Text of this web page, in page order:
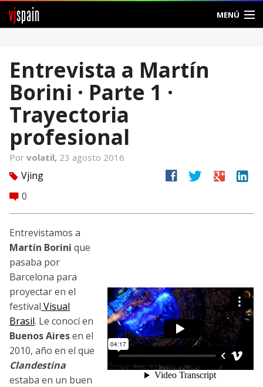
vjspain MENÚ
Foros
Noticias
Ayuda
Contacto
Entrar
Crear Cuenta
Entrevista a Martín
Borini · Parte 1 ·
Trayectoria
profesional
Por volatil, 23 agosto 2016
tag Vjing
comment 0
facebook twitter google linkedin
Entrevistamos a
Martín Borini que
pasaba por
Barcelona para
proyectar en el
festival Visual
Brasil. Le conocí en
Buenos Airesen el
2010, año en el que
Clandestina
estaba en un buen